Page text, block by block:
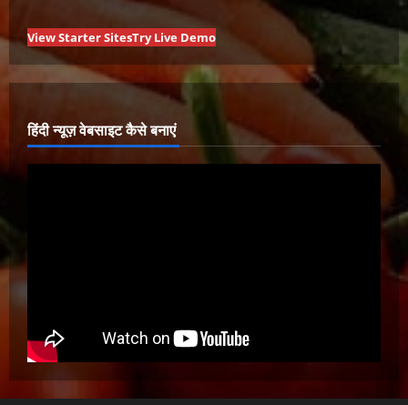
View Starter SitesTry Live Demo
हिंदी न्यूज़ वेबसाइट कैसे बनाएं